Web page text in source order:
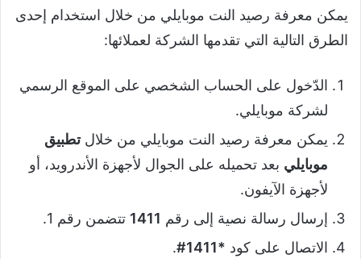
يمكن معرفة رصيد النت موبايلي من خلال استخدام إحدى
الطرق التالية التي تقدمها الشركة لعملائها:
الدّخول على الحساب الشخصي على الموقع الرسمي
لشركة موبايلي.
يمكن معرفة رصيد النت موبايلي من خلالتطبيق
موبايلي بعد تحميله على الجوال لأجهزة الأندرويد، أو
لأجهزة الآيفون.
إرسال رسالة نصية إلى رقم 1411 تتضمن رقم 1.
الاتصال على كود *1411#
.